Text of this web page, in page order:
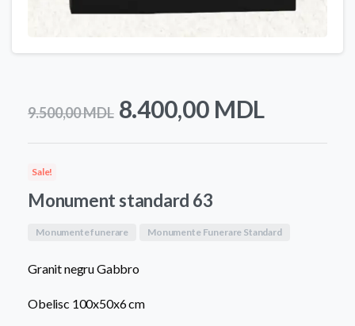
9.500,00MDL Prețul
inițial
fost:
9.500,00 MDL.
8.400,00 MDL
curent
Sale!
Monument standard 63
Monumente funerare Monumente Funerare Standard
Granit negru Gabbro
Obelisc 100x50x6 cm